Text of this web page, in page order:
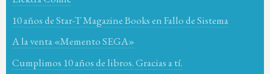
10 años de Star-T Magazine Books en Fallo de Sistema
A la venta «Memento SEGA»
Cumplimos 10 años de libros. Gracias a tí.